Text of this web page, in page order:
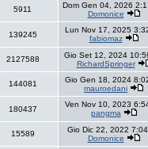
5911
Dom Gen 04, 2026
Domonice
139245
Lun Nov 17, 2025
fabiomaz
2127588
Gio Set 12, 2024
RichardSpringer
144081
Gio Gen 18, 2024
mauroedani
180437
Ven Nov 10, 2023
pangma
15589
Gio Dic 22, 2022
Domonice